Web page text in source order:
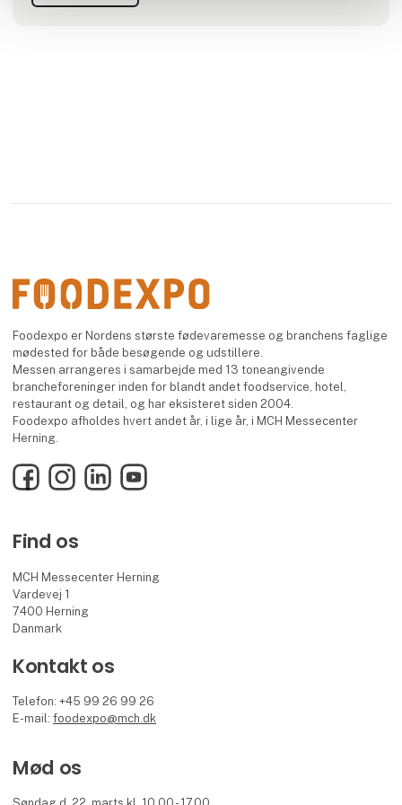
Foodexpo er Nordens største fødevaremesse og branchens faglige
mødested for både besøgende og udstillere.
Messen arrangeres i samarbejde med 13 toneangivende
brancheforeninger inden for blandt andet foodservice, hotel,
restaurant og detail, og har eksisteret siden 2004.
Foodexpo afholdes hvert andet år, i lige år, i MCH Messecenter
Herning.
FacebookInstagramLinkedInYouTube
Find os
MCH Messecenter Herning
Vardevej 1
7400 Herning
Danmark
Kontakt os
Telefon: +45 99 26 99 26
E-mail:foodexpo@mch.dk
Mød os